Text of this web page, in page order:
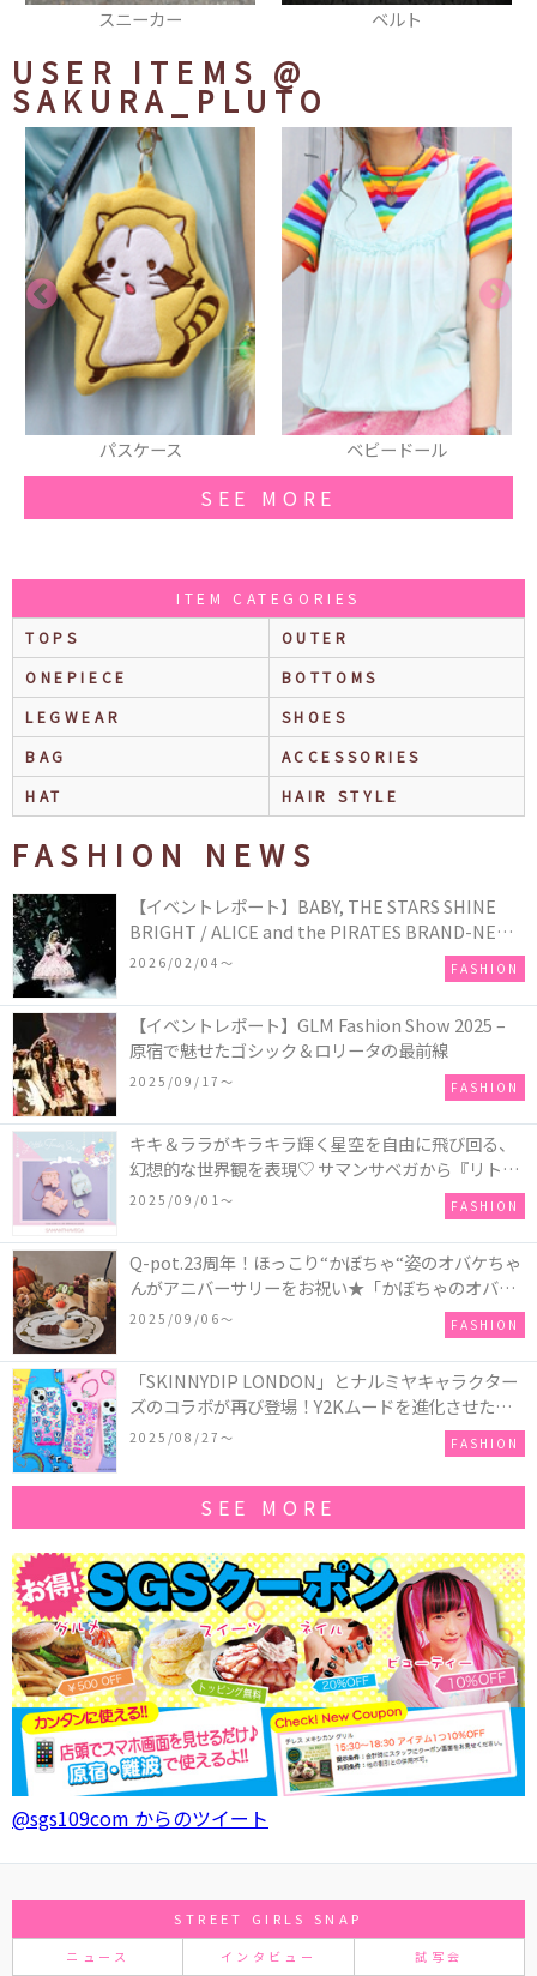
ベルト スウェット
USER ITEMS @
SAKURA_PLUTO
ベビードール 厚底シューズ
SEE MORE
ITEM CATEGORIES
TOPS
OUTER
ONEPIECE
BOTTOMS
LEGWEAR
SHOES
BAG
ACCESSORIES
HAT
HAIR STYLE
FASHION NEWS
【イベントレポート】BABY, THE STARS SHINE
BRIGHT / ALICE and the PIRATES BRAND-NEW
COLLECTION in TOKYO
2026/02/04〜 FASHION
【イベントレポート】GLM Fashion Show 2025 –
原宿で魅せたゴシック＆ロリータの最前線
2025/09/17〜 FASHION
キキ＆ララがキラキラ輝く星空を自由に飛び回る、
幻想的な世界観を表現♡ サマンサベガから『リトル
ツインスターズ』50周年アニバーサリーイヤー』を
2025/09/01〜 FASHION
Q-pot.23周年！ほっこり“かぼちゃ“姿のオバケちゃ
んがアニバーサリーをお祝い★「かぼちゃのオバケ
ーキアクセサリー」が新発売！Q-pot CAFE.では
「かぼちゃのオバケーキプレート」も登場
2025/09/06〜 FASHION
「SKINNYDIP LONDON」とナルミヤキャラクター
ズのコラボが再び登場！Y2Kムードを進化させた新
作コレクションを発売♪
2025/08/27〜 FASHION
SEE MORE
@sgs109com からのツイート
STREET GIRLS SNAP
ニュース インタビュー 試写会